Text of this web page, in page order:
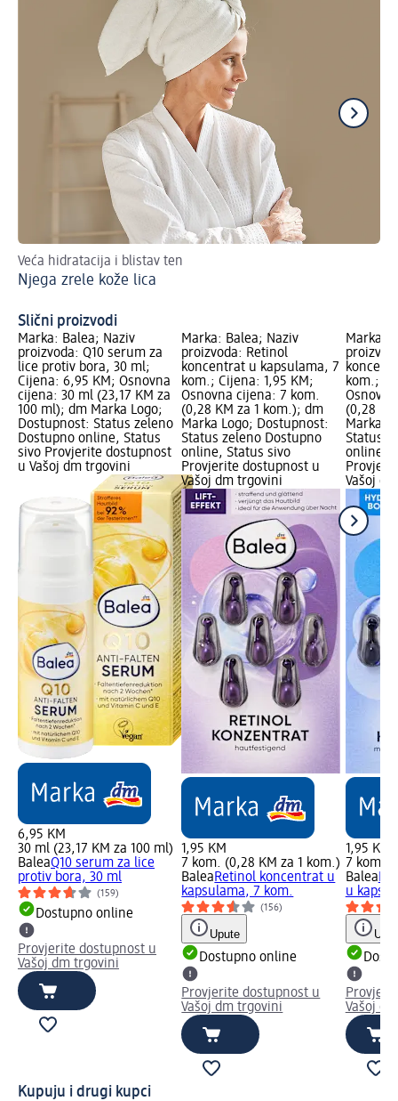
Veća hidratacija i blistav ten
Njega zrele kože lica
Slični proizvodi
Marka: Balea; Naziv
proizvoda: Q10 serum za
lice protiv bora, 30 ml;
Cijena: 6,95 KM; Osnovna
cijena: 30 ml (23,17 KM za
100 ml); dm Marka Logo;
Dostupnost: Status zeleno
Dostupno online, Status
sivo Provjerite dostupnost
u Vašoj dm trgovini
6,95 KM
30 ml (23,17 KM za 100 ml)
BaleaQ10 serum za lice
protiv bora, 30 ml
(159)
Dostupno online
Provjerite dostupnost u
Vašoj dm trgovini
Marka: Balea; Naziv
proizvoda: Retinol
koncentrat u kapsulama, 7
kom.; Cijena: 1,95 KM;
Osnovna cijena: 7 kom.
(0,28 KM za 1 kom.); dm
Marka Logo; Dostupnost:
Status zeleno Dostupno
online, Status sivo
Provjerite dostupnost u
Vašoj dm trgovini
1,95 KM
7 kom. (0,28 KM za 1 kom.)
BaleaRetinol koncentrat u
kapsulama, 7 kom.
(156)
Upute
Dostupno online
Provjerite dostupnost u
Vašoj dm trgovini
Marka:
kom.;
(0,28
Marka
Status
online,
Vašoj
1,95 KM
7 kom.
Balea
u
Vašoj
Kupuju i drugi kupci